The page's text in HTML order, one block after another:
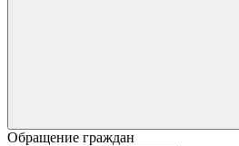
Обращение граждан